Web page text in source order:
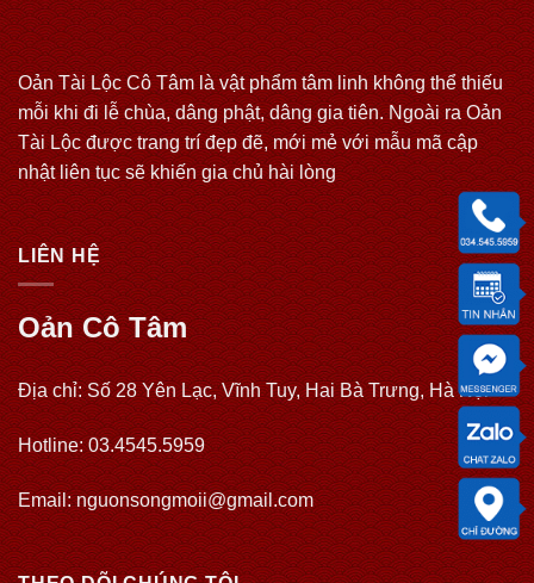
Oản Tài Lộc Cô Tâm là vật phẩm tâm linh không thể thiếu
mỗi khi đi lễ chùa, dâng phật, dâng gia tiên. Ngoài ra Oản
Tài Lộc được trang trí đẹp đẽ, mới mẻ với mẫu mã cập
nhật liên tục sẽ khiến gia chủ hài lòng
LIÊN HỆ
Oản Cô Tâm
Địa chỉ: Số 28 Yên Lạc, Vĩnh Tuy, Hai Bà Trưng, Hà Nội
Hotline: 03.4545.5959
Email: nguonsongmoii@gmail.com